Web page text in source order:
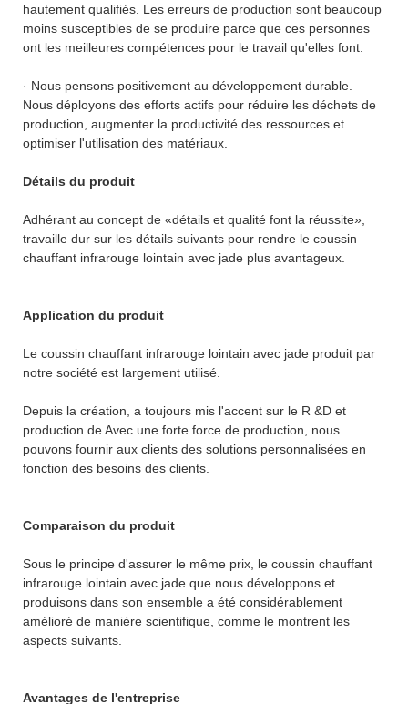
hautement qualifiés. Les erreurs de production sont beaucoup
moins susceptibles de se produire parce que ces personnes
ont les meilleures compétences pour le travail qu'elles font.
· Nous pensons positivement au développement durable.
Nous déployons des efforts actifs pour réduire les déchets de
production, augmenter la productivité des ressources et
optimiser l'utilisation des matériaux.
Détails du produit
Adhérant au concept de «détails et qualité font la réussite»,
travaille dur sur les détails suivants pour rendre le coussin
chauffant infrarouge lointain avec jade plus avantageux.
Application du produit
Le coussin chauffant infrarouge lointain avec jade produit par
notre société est largement utilisé.
Depuis la création, a toujours mis l'accent sur le R &D et
production de Avec une forte force de production, nous
pouvons fournir aux clients des solutions personnalisées en
fonction des besoins des clients.
Comparaison du produit
Sous le principe d'assurer le même prix, le coussin chauffant
infrarouge lointain avec jade que nous développons et
produisons dans son ensemble a été considérablement
amélioré de manière scientifique, comme le montrent les
aspects suivants.
Avantages de l'entreprise